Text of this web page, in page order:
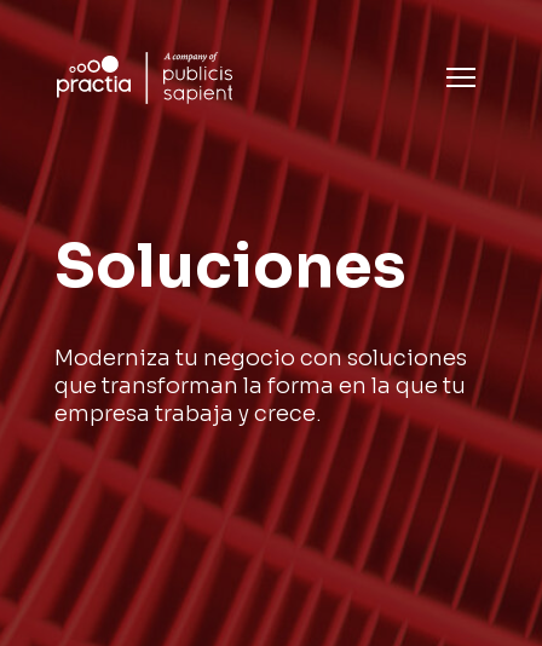
Soluciones
Moderniza tu negocio con soluciones
que transforman la forma en la que tu
empresa trabaja y crece.